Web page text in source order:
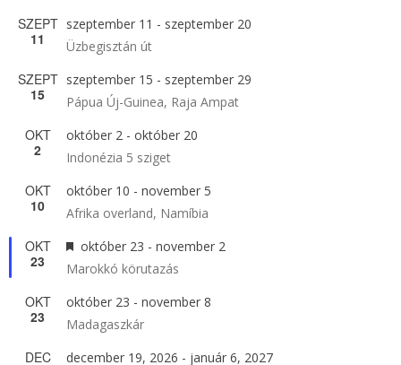
SZEPT
11
szeptember 11 - szeptember 20
Üzbegisztán út
SZEPT
15
szeptember 15 - szeptember 29
Pápua Új-Guinea, Raja Ampat
OKT
2
október 2 - október 20
Indonézia 5 sziget
OKT
10
október 10 - november 5
Afrika overland, Namíbia
OKT
23
Kiemelt
október 23 - november 2
Marokkó körutazás
OKT
23
október 23 - november 8
Madagaszkár
DEC
december 19, 2026 - január 6, 2027